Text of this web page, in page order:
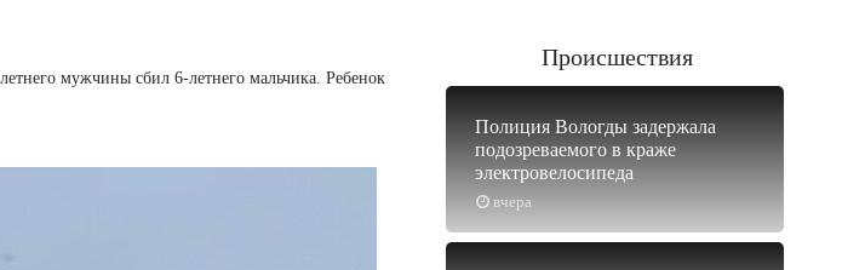
мужчины сбил 6-летнего мальчика. Ребенок
Происшествия
вчера
Полиция Вологды задержала
подозреваемого в краже
электровелосипеда